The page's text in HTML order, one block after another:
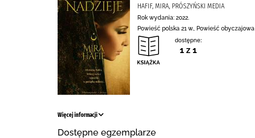
HAFIF, MIRA, PRÓSZYŃSKI MEDIA
Rok wydania: 2022.
Powieść polska 21 w., Powieść obyczajowa
dostępne:
1 z 1
Więcej informacji
Dostępne egzemplarze